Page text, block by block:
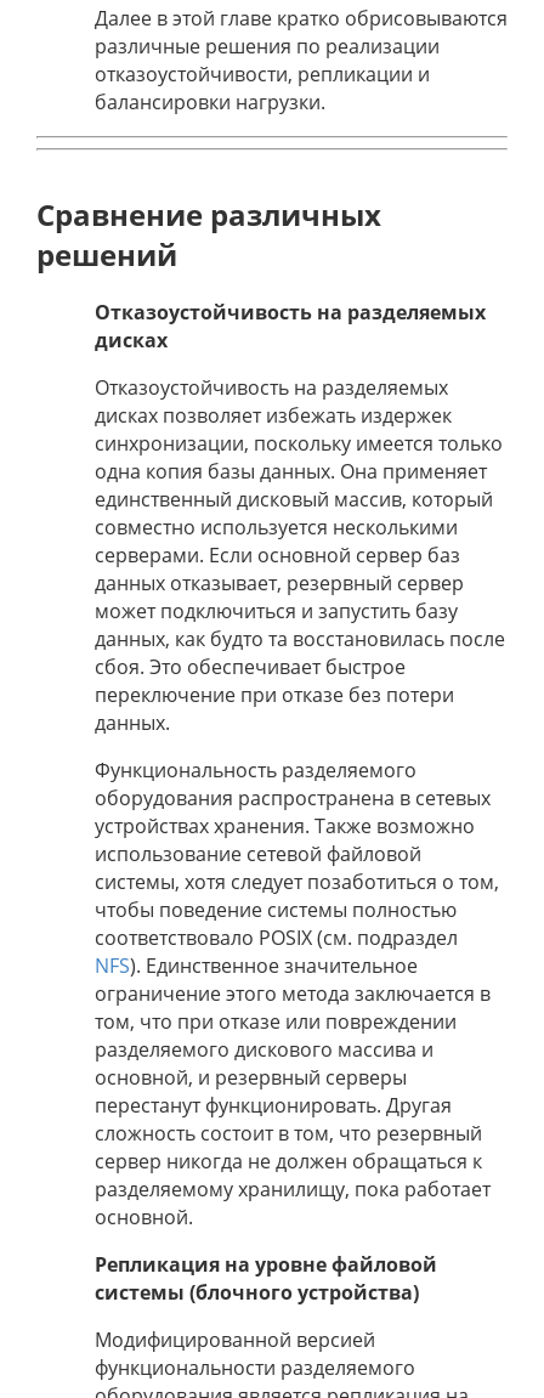
Далее в этой главе кратко обрисовываются
различные решения по реализации
отказоустойчивости, репликации и
балансировки нагрузки.
Сравнение различных
решений
Отказоустойчивость на разделяемых
дисках
Отказоустойчивость на разделяемых
дисках позволяет избежать издержек
синхронизации, поскольку имеется только
одна копия базы данных. Она применяет
единственный дисковый массив, который
совместно используется несколькими
серверами. Если основной сервер баз
данных отказывает, резервный сервер
может подключиться и запустить базу
данных, как будто та восстановилась после
сбоя. Это обеспечивает быстрое
переключение при отказе без потери
данных.
Функциональность разделяемого
оборудования распространена в сетевых
устройствах хранения. Также возможно
использование сетевой файловой
системы, хотя следует позаботиться о том,
чтобы поведение системы полностью
соответствовало POSIX (см. подраздел
NFS). Единственное значительное
ограничение этого метода заключается в
том, что при отказе или повреждении
разделяемого дискового массива и
основной, и резервный серверы
перестанут функционировать. Другая
сложность состоит в том, что резервный
сервер никогда не должен обращаться к
разделяемому хранилищу, пока работает
основной.
Репликация на уровне файловой
системы (блочного устройства)
Модифицированной версией
функциональности разделяемого